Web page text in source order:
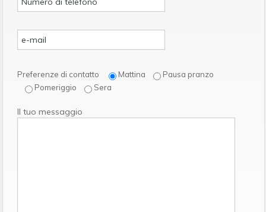
Preferenze di contatto Mattina
Pausa pranzo
Pomeriggio
Sera
Il tuo messaggio